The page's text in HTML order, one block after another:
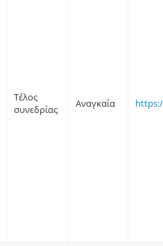
Τέλος
συνεδρίας
Αναγκαία